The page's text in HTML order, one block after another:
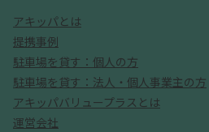
アキッパとは
提携事例
駐車場を貸す：個人の方
駐車場を貸す：法人・個人事業主の方
アキッパバリュープラスとは
運営会社